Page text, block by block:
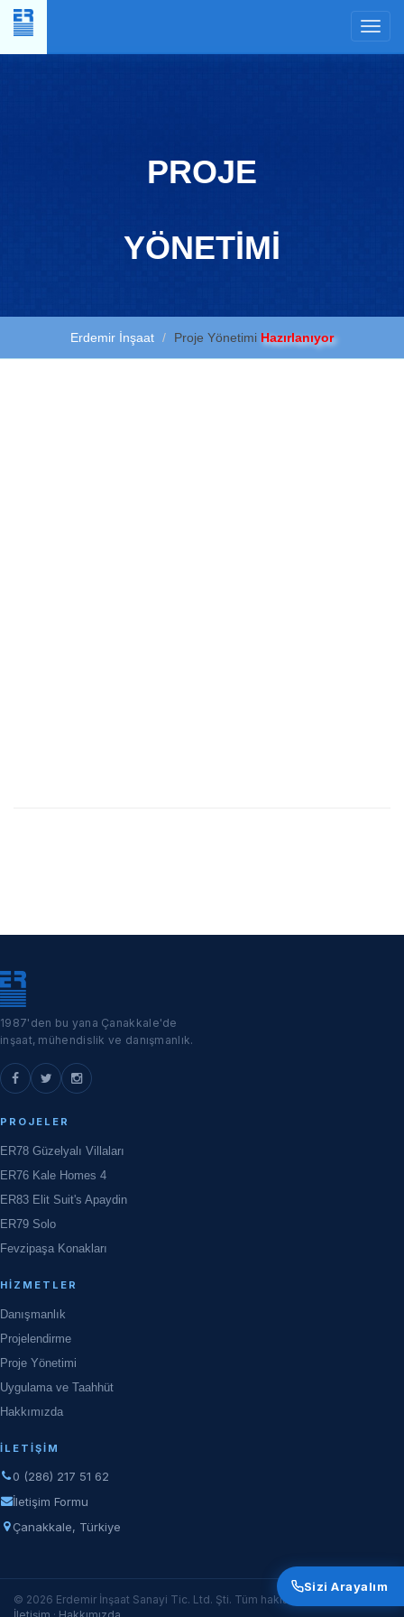
PROJE
YÖNETİMİ
Erdemir İnşaat Proje Yönetimi Hazırlanıyor
Sizi Arayalım
1987'den bu yana Çanakkale'de
inşaat, mühendislik ve danışmanlık.
PROJELER
ER78 Güzelyalı Villaları
ER76 Kale Homes 4
ER83 Elit Suit's Apaydin
ER79 Solo
Fevzipaşa Konakları
HIZMETLER
Danışmanlık
Projelendirme
Proje Yönetimi
Uygulama ve Taahhüt
Hakkımızda
İLETIŞIM
0 (286) 217 51 62
İletişim Formu
Çanakkale, Türkiye
© 2026 Erdemir İnşaat Sanayi Tic. Ltd. Şti. Tüm hakları saklıdır.